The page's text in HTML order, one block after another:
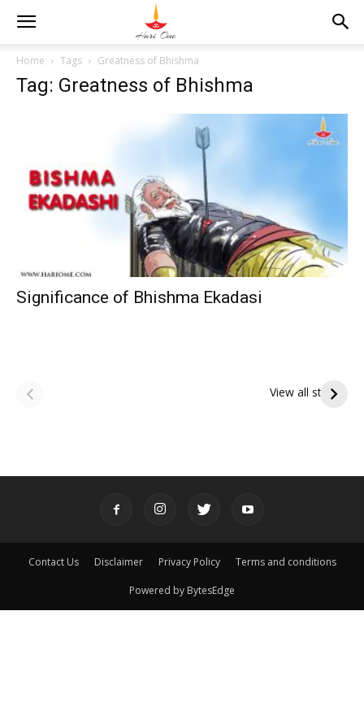
Home Tags Greatness of Bhishma
Tag: Greatness of Bhishma
Significance of Bhishma Ekadasi
View all stories
పితృదేవతల ఆశీర్వాదం
ఇంద్రకీలాద్రి గిరి ప్రదక్షిణ
Contact Us Disclaimer Privacy Policy Terms and conditions
Powered by BytesEdge